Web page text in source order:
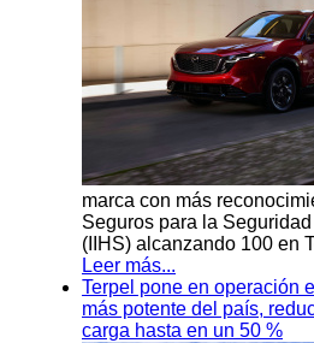
marca con más
Seguros para la
(IIHS) alcanzando 100 en
Leer más...
Terpel pone en operación
más potente del país,
carga hasta en un 50 %